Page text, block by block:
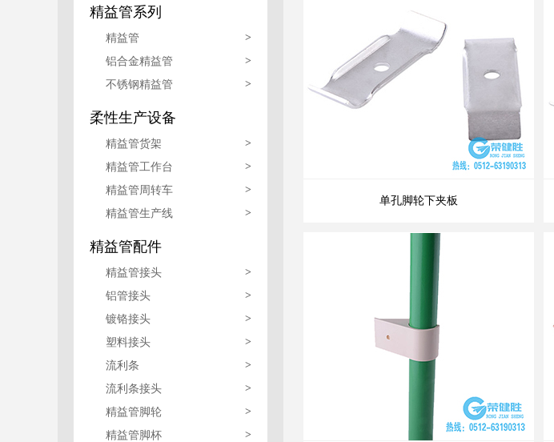
精益管系列
精益管 >
铝合金精益管 >
不锈钢精益管 >
柔性生产设备
精益管货架 >
精益管工作台 >
精益管周转车 >
精益管生产线 >
精益管配件
精益管接头 >
铝管接头 >
镀铬接头 >
塑料接头 >
流利条 >
流利条接头 >
精益管脚轮 >
精益管脚杯 >
单孔脚轮下夹板